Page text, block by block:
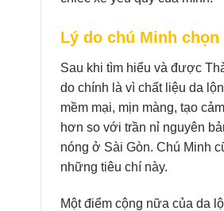
Lý do chú Minh
Sau khi tìm hiểu và được
do chính là vì chất liệu da
mềm mại, mịn màng, tạo
hơn so với trần nỉ nguyên
nóng ở Sài Gòn. Chú Minh
những tiêu chí này.
Một điểm cộng nữa của da